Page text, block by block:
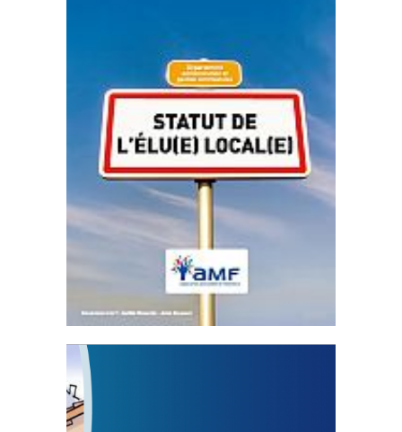
Statut de l’élu local
3 avril 2024
Mise à jour avril 2024
FEUILLETER